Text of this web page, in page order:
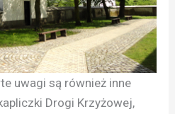
uwagi są również inne
Drogi Krzyżowej,